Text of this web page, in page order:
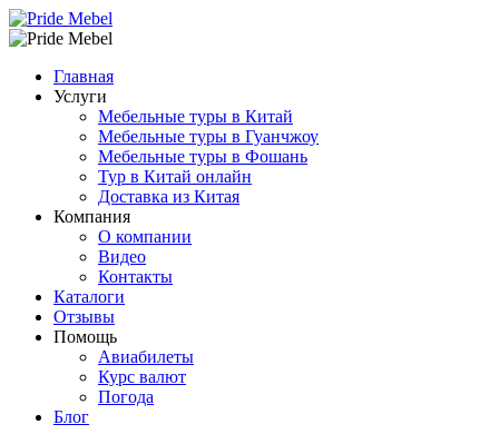
Главная
Услуги
Мебельные туры в Китай
Мебельные туры в Гуанчжоу
Мебельные туры в Фошань
Тур в Китай онлайн
Доставка из Китая
Компания
О компании
Видео
Контакты
Каталоги
Отзывы
Помощь
Авиабилеты
Курс валют
Погода
Блог